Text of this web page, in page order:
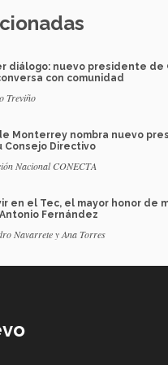
diálogo: nuevo presidente de
con comunidad
Treviño
Monterrey nombra nuevo
Consejo Directivo
Nacional CONECTA
en el Tec, el mayor honor de
Fernández
Navarrete y Ana Torres